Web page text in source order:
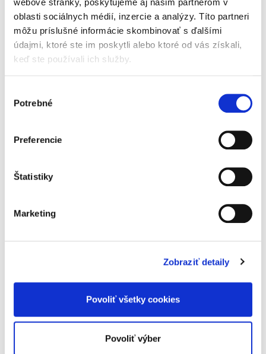
oblasti sociálnych médií, inzercie a analýzy. Títo partneri
môžu príslušné informácie skombinovať s ďalšími
údajmi, ktoré ste im poskytli alebo ktoré od vás získali,
keď ste používali ich služby.
súhlasu
Potrebné
Preferencie
Štatistiky
Marketing
Zobraziť detaily
Povoliť všetky cookies
Povoliť výber
Nekalá súťaž.
Generálna klauzula,
menej tradičné
prípady a
zahraničné právne
39,00 €
37,14 €
rozbore teoretických názorov na problematiku
osobnosti ako
nápravy